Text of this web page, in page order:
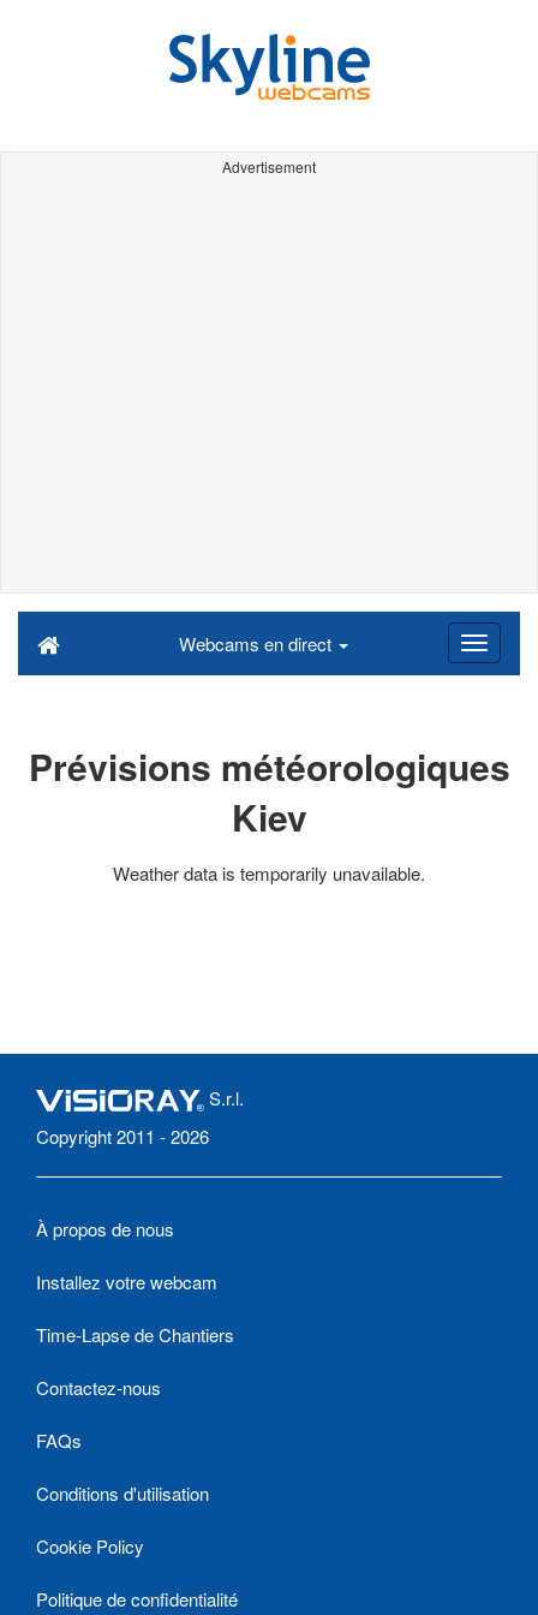
Advertisement
Webcams en direct
Prévisions météorologiques
Kiev
Weather data is temporarily unavailable.
S.r.l.
Copyright 2011 - 2026
À propos de nous
Installez votre webcam
Time-Lapse de Chantiers
Contactez-nous
FAQs
Conditions d'utilisation
Cookie Policy
Politique de confidentialité